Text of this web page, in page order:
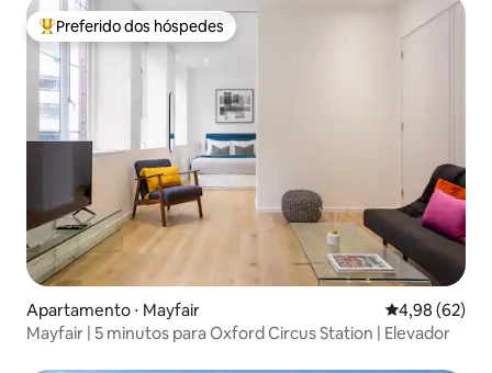
Entre os melhores preferidos dos hóspedes
Preferido dos hóspedes
Apartamento ⋅ Mayfair 4,98 de uma
4,98 (62)
Mayfair | 5 minutos para Oxford Circus Station | Elevador